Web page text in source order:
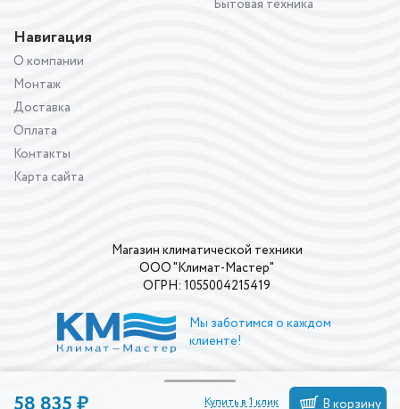
Купить в 1 клик В корзину
Бытовая техника
Навигация
О компании
Монтаж
Доставка
Оплата
Контакты
Карта сайта
Магазин климатической техники
ООО "Климат-Мастер"
ОГРН: 1055004215419
Мы заботимся о каждом
клиенте!